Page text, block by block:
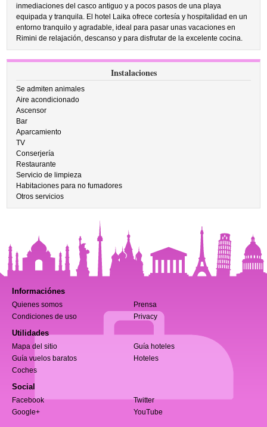
inmediaciones del casco antiguo y a pocos pasos de una playa
equipada y tranquila. El hotel Laika ofrece cortesía y hospitalidad en un
entorno tranquilo y agradable, ideal para pasar unas vacaciones en
Rimini de relajación, descanso y para disfrutar de la excelente cocina.
Instalaciones
Se admiten animales
Aire acondicionado
Ascensor
Bar
Aparcamiento
TV
Conserjería
Restaurante
Servicio de limpieza
Habitaciones para no fumadores
Otros servicios
Informaciónes
Quienes somos
Prensa
Condiciones de uso
Privacy
Utilidades
Mapa del sitio
Guía hoteles
Guía vuelos baratos
Hoteles
Coches
Social
Facebook
Twitter
Google+
YouTube